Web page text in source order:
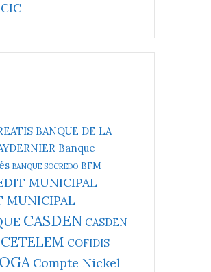
BANQUE DE LA
Banque
BANQUE SOCREDO BFM
MUNICIPAL
MUNICIPAL
CASDEN CASDEN
CETELEM COFIDIS
Compte Nickel